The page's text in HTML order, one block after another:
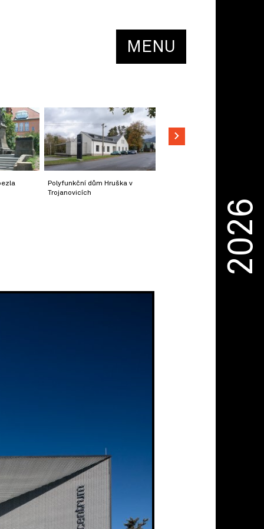
MENU
Polyfunkční dům Hruška v
Trojanovicích
2026